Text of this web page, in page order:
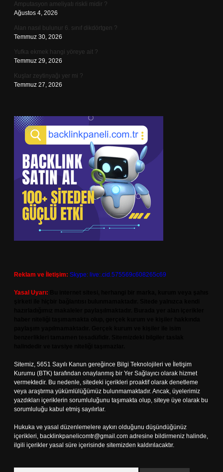
Amputasyon ameliyatı riskli midir ?
Ağustos 4, 2026
Alan nasıl bulunur 6. sınıf dikdörtgen ?
Temmuz 30, 2026
Yufka ekmek hangi yöreye ait ?
Temmuz 29, 2026
Kuşlar zeytinyağı yer mi ?
Temmuz 27, 2026
Reklam ve İletişim: Skype: live:.cid.575569c608265c69
Yasal Uyarı:
Sitemiz, 5651 Sayılı Kanun gereğince Bilgi Teknolojileri ve İletişim
Kurumu (BTK) tarafından onaylanmış bir Yer Sağlayıcı olarak hizmet
vermektedir. Bu nedenle, sitedeki içerikleri proaktif olarak denetleme
veya araştırma yükümlülüğümüz bulunmamaktadır. Ancak, üyelerimiz
yazdıkları içeriklerin sorumluluğunu taşımakta olup, siteye üye olarak bu
sorumluluğu kabul etmiş sayılırlar.
Hukuka ve yasal düzenlemelere aykırı olduğunu düşündüğünüz
içerikleri, backlinkpanelicomtr@gmail.com adresine bildirmeniz halinde,
ilgili içerikler yasal süre içerisinde sitemizden kaldırılacaktır.